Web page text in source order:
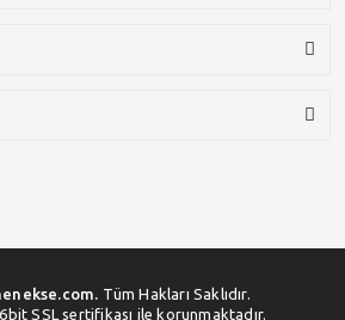
Tüm Hakları Saklıdır.
SSL sertifikası ile korunmaktadır.